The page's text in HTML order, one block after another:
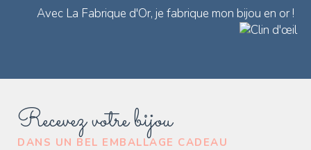
Recevez votre bijou
DANS UN BEL EMBALLAGE CADEAU
Avec La Fabrique d'Or, je fabrique mon bijou en or !